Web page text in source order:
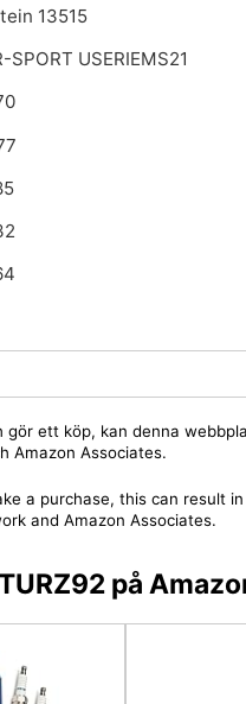
13515
SPORT USERIEMS21
ett köp, kan denna
Amazon Associates.
a purchase, this can result
and Amazon Associates.
på